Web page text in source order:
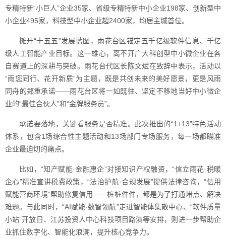
专精特新“小巨人”企业35家、省级专精特新中小企业198家、创新型中
小企业495家，科技型中小企业超2400家，均居主城首位。
摊开“十五五”发展蓝图，雨花台区锚定五千亿级软件信息、千亿
级人工智能产业目标。这一雄心，离不开广大科创型中小微企业在各
自赛道上的深耕与突破。雨花台代区长陈文斌在致辞中表示，活动以
“雨您同行、花开新质”为主题，既是共创未来的美好愿景，更是风雨
同舟的郑重承诺——雨花台区将一如既往、坚定不移地当好中小微企
业的“最佳合伙人”和“金牌服务员”。
承诺要落地，关键看服务是否精准。此次推出的“1+13”特色活动
体系，包含1场综合性主题活动和13场部门专场服务，每一场都瞄准
企业最迫切的痛点。
比如，“知产赋能·金融惠企”对接知识产权融资，“信立雨花·税暖
企心”精准宣讲税费政策，“法治护航·合规发展”提供法律咨询，“信用
赋能营商环境”帮助修复信用——桩桩件件，都是为了打通堵点、解决
难题。与此同时，“AI赋能·数智领航”走进智能体集散中心、“软件质量
小站”开放日、江苏投资人中心科技项目路演等安排，则进一步帮助企
业抓住数字化、智能化浪潮，提升核心竞争力。